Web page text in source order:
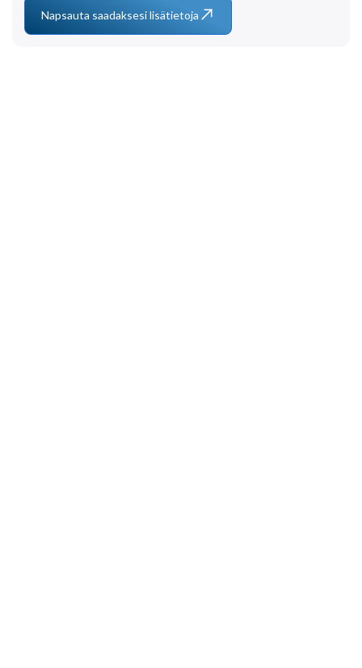
Napsauta saadaksesi lisätietoja